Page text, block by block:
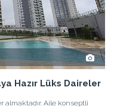
Hazır Lüks Daireler
almaktadır. Aile konseptli